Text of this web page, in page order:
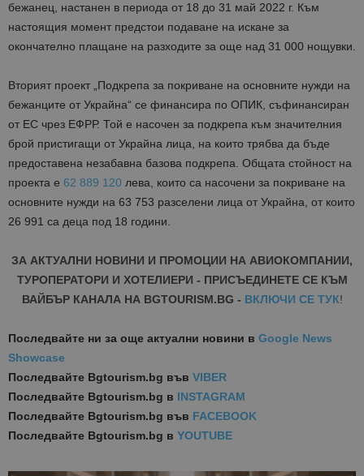
бежанец, настанен в периода от 18 до 31 май 2022 г. Към
настоящия момент предстои подаване на искане за
окончателно плащане на разходите за още над 31 000 нощувки.
Вторият проект „Подкрепа за покриване на основните нужди на
бежанците от Украйна“ се финансира по ОПИК, съфинансиран
от ЕС чрез ЕФРР. Той е насочен за подкрепа към значителния
брой пристигащи от Украйна лица, на които трябва да бъде
предоставена незабавна базова подкрепа. Общата стойност на
проекта е 62 889 120 лева, които са насочени за покриване на
основните нужди на 63 753 разселени лица от Украйна, от които
26 991 са деца под 18 години.
ЗА АКТУАЛНИ НОВИНИ И ПРОМОЦИИ НА АВИОКОМПАНИИ,
ТУРОПЕРАТОРИ И ХОТЕЛИЕРИ - ПРИСЪЕДИНЕТЕ СЕ КЪМ
ВАЙБЪР КАНАЛА НА BGTOURISM.BG - ВКЛЮЧИ СЕ ТУК!
Последвайте ни за още актуални новини в Google News
Showcase
Последвайте Bgtourism.bg във VIBER
Последвайте Bgtourism.bg в INSTAGRAM
Последвайте Bgtourism.bg във FACEBOOK
Последвайте Bgtourism.bg в YOUTUBE